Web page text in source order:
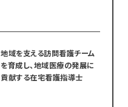
地域を支える訪問看護チーム
を育成し、地域医療の発展に
貢献する在宅看護指導士